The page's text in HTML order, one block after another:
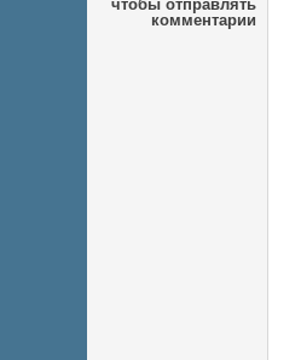
чтобы отправлять
комментарии